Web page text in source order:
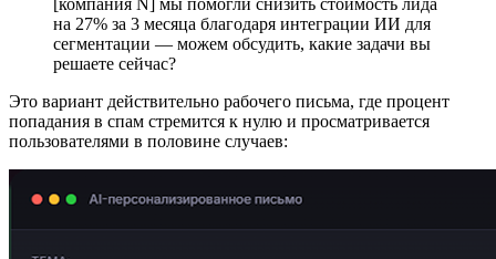
[компания N] мы помогли снизить стоимость лида
на 27% за 3 месяца благодаря интеграции ИИ для
сегментации — можем обсудить, какие задачи вы
решаете сейчас?
Это вариант действительно рабочего письма, где процент
попадания в спам стремится к нулю и просматривается
пользователями в половине случаев: